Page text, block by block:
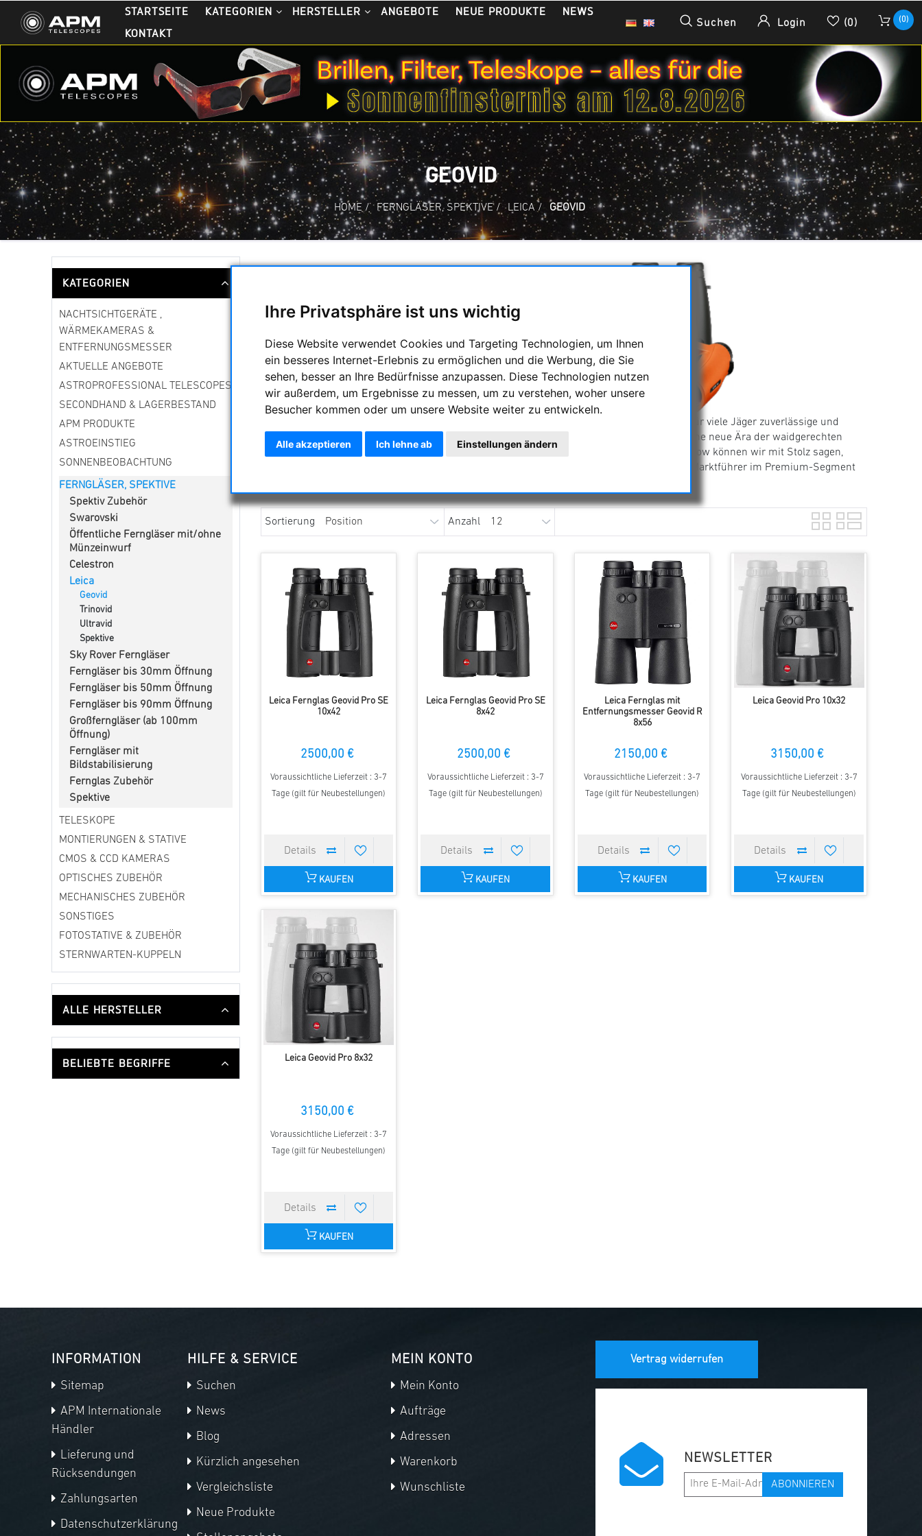
Ihre Privatsphäre ist uns wichtig
Diese Website verwendet Cookies und Targeting Technologien, um Ihnen
ein besseres Internet-Erlebnis zu ermöglichen und die Werbung, die Sie
sehen, besser an Ihre Bedürfnisse anzupassen. Diese Technologien nutzen
wir außerdem, um Ergebnisse zu messen, um zu verstehen, woher unsere
Besucher kommen oder um unsere Website weiter zu entwickeln.
Alle akzeptieren Ich lehne ab Einstellungen ändern
STARTSEITE KATEGORIEN HERSTELLER ANGEBOTE NEUE PRODUKTE
NEWS
KONTAKT
Suchen Login (0) (0)
GEOVID
HOME / FERNGLÄSER, SPEKTIVE / LEICA / GEOVID
KATEGORIEN
NACHTSICHTGERÄTE ,
WÄRMEKAMERAS &
ENTFERNUNGSMESSER
AKTUELLE ANGEBOTE
ASTROPROFESSIONAL TELESCOPES
SECONDHAND & LAGERBESTAND
APM PRODUKTE
ASTROEINSTIEG
SONNENBEOBACHTUNG
FERNGLÄSER, SPEKTIVE
Spektiv Zubehör
Swarovski
Öffentliche Ferngläser mit/ohne
Münzeinwurf
Celestron
Leica
Geovid
Trinovid
Ultravid
Spektive
Sky Rover Ferngläser
Ferngläser bis 30mm Öffnung
Ferngläser bis 50mm Öffnung
Ferngläser bis 90mm Öffnung
Großferngläser (ab 100mm
Öffnung)
Ferngläser mit
Bildstabilisierung
Fernglas Zubehör
Spektive
TELESKOPE
MONTIERUNGEN & STATIVE
CMOS & CCD KAMERAS
OPTISCHES ZUBEHÖR
MECHANISCHES ZUBEHÖR
SONSTIGES
FOTOSTATIVE & ZUBEHÖR
STERNWARTEN-KUPPELN
ALLE HERSTELLER
BELIEBTE BEGRIFFE
Leica Geovid Ferngläser sind der Maßstab im Bereich der Laser-Entfernungsmessung und für viele Jäger zuverlässige und
unverzichtbare Begleiter. Mit den ersten Leica Geovid Ferngläsern hat Leica vor 30 Jahren eine neue Ära der waidgerechten
Jagd eingeleitet. Dank unserer langjährigen Erfahrung und unserem umfangreichen Know-how können wir mit Stolz sagen,
dass wir mit mehr als 300.000 ausgelieferten Laserentfernungsmessern unangefochtener Marktführer im Premium-Segment
Sortierung Anzahl
Leica Fernglas Geovid Pro SE
10x42
2500,00 €
Voraussichtliche Lieferzeit : 3-7
Tage (gilt für Neubestellungen)
KAUFEN
Leica Fernglas Geovid Pro SE
8x42
2500,00 €
Voraussichtliche Lieferzeit : 3-7
Tage (gilt für Neubestellungen)
KAUFEN
Leica Fernglas mit
Entfernungsmesser Geovid R
8x56
2150,00 €
Voraussichtliche Lieferzeit : 3-7
Tage (gilt für Neubestellungen)
KAUFEN
Leica Geovid Pro 10x32
3150,00 €
Voraussichtliche Lieferzeit : 3-7
Tage (gilt für Neubestellungen)
KAUFEN
Leica Geovid Pro 8x32
3150,00 €
Voraussichtliche Lieferzeit : 3-7
Tage (gilt für Neubestellungen)
KAUFEN
INFORMATION
Sitemap
APM Internationale
Händler
Lieferung und
Rücksendungen
Zahlungsarten
Datenschutzerklärung
HILFE & SERVICE
Suchen
News
Blog
Kürzlich angesehen
Vergleichsliste
Neue Produkte
MEIN KONTO
Mein Konto
Aufträge
Adressen
Warenkorb
Wunschliste
Vertrag widerrufen
NEWSLETTER
ABONNIEREN